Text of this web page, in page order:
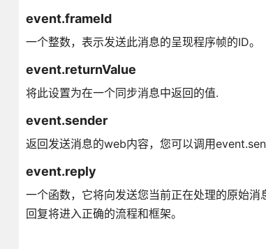
event.frameId
一个整数，表示发送此消息的呈现程序帧的ID。
event.returnValue
将此设置为在一个同步消息中返回的值.
event.sender
返回发送消息的web内容，您可以调用
event.reply
一个函数，它将向发送您当前正在处理的原始
回复将进入正确的流程和框架。